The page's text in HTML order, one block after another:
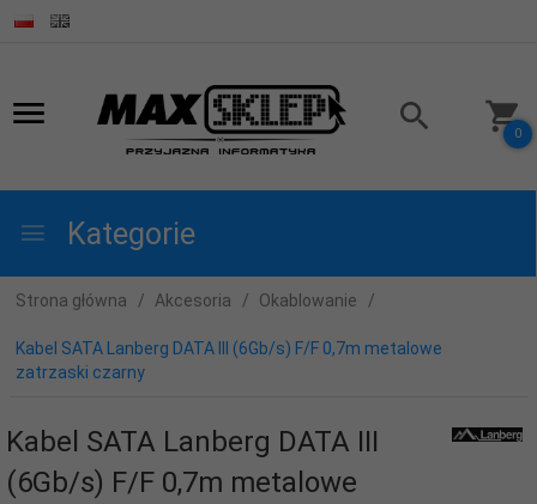
0
Kategorie
Strona główna Akcesoria Okablowanie
Kabel SATA Lanberg DATA III (6Gb/s) F/F 0,7m metalowe
zatrzaski czarny
Kabel SATA Lanberg DATA III
(6Gb/s) F/F 0,7m metalowe